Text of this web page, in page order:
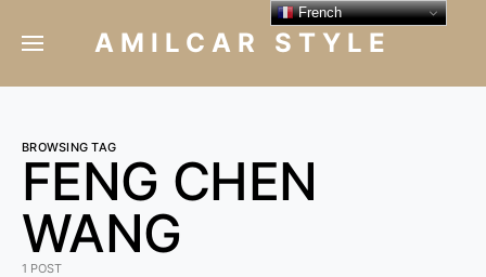
AMILCAR STYLE
BROWSING TAG
FENG CHEN
WANG
1 POST
French